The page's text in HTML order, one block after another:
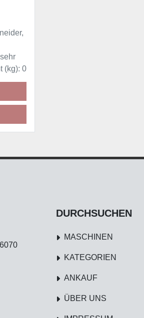
(kg): 0
DURCHSUCHEN
MASCHINEN
KATEGORIEN
ANKAUF
ÜBER UNS